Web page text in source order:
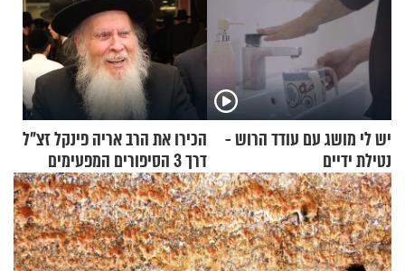
יש לי מושג עם עודד הרוש -
נטילת ידיים
הכירו את הרב אריה פינקל זצ"ל
דרך 3 הסיפורים המפעימים
האלה